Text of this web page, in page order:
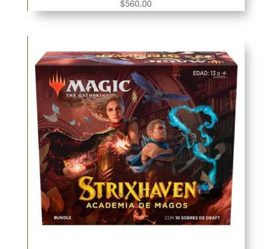
$560.00